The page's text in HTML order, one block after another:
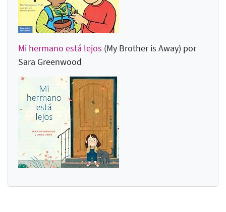
Mi hermano está lejos (My Brother is Away) por
Sara Greenwood